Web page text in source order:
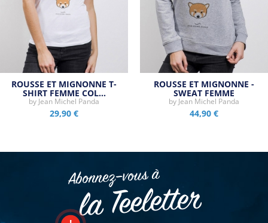
ROUSSE ET MIGNONNE T-
SHIRT FEMME COL…
by Jean Michel Panda
29,90 €
ROUSSE ET MIGNONNE -
SWEAT FEMME
by Jean Michel Panda
44,90 €
Abonnez–vous à
la Teeletter